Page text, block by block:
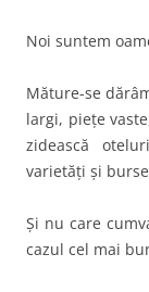
Noi suntem
Măture-se
largi, pieţe
zidească
varietăţi şi
Şi nu care
cazul cel mai